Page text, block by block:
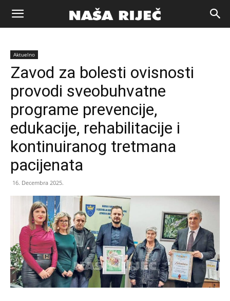
Naša
riječ
Zenica
Aktuelno
Zavod za bolesti ovisnosti
provodi sveobuhvatne
programe prevencije,
edukacije, rehabilitacije i
kontinuiranog tretmana
pacijenata
16. Decembra 2025.